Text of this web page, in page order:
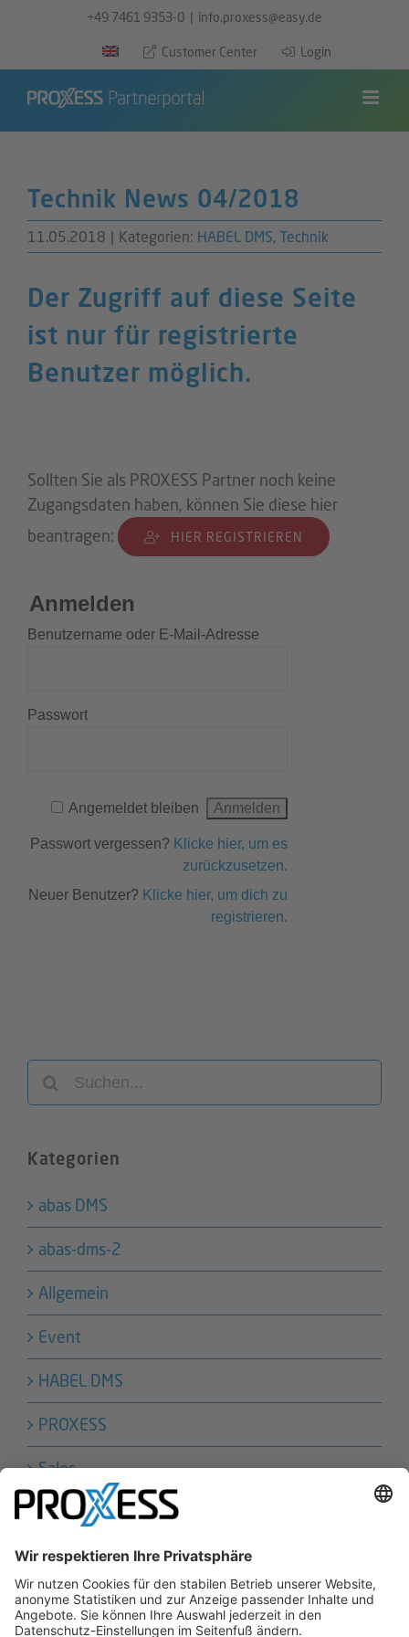
+49 7461 9353-0 | info.proxess@easy.de
Customer Center
Login
Technik News 04/2018
11.05.2018 | Kategorien: HABEL DMS,Technik
Der Zugriff auf diese Seite
ist nur für registrierte
Benutzer möglich.
Sollten Sie als PROXESS Partner noch keine
Zugangsdaten haben, können Sie diese hier
beantragen:
HIER REGISTRIEREN
Anmelden
Benutzername oder E-Mail-Adresse
Passwort
Angemeldet bleiben
Passwort vergessen? Klicke hier, um es
zurückzusetzen.
Neuer Benutzer? Klicke hier, um dich zu
registrieren.
Suche
nach:
Kategorien
abas DMS
abas-dms-2
Allgemein
Event
HABEL DMS
PROXESS
Sales
Technik
PROXESS und HABEL sind Marken der conrizon AG. conrizon